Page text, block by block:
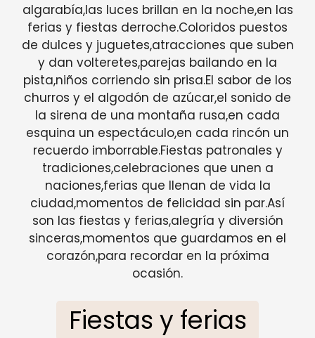
algarabía,las luces brillan en la noche,en las
ferias y fiestas derroche.Coloridos puestos
de dulces y juguetes,atracciones que suben
y dan volteretes,parejas bailando en la
pista,niños corriendo sin prisa.El sabor de los
churros y el algodón de azúcar,el sonido de
la sirena de una montaña rusa,en cada
esquina un espectáculo,en cada rincón un
recuerdo imborrable.Fiestas patronales y
tradiciones,celebraciones que unen a
naciones,ferias que llenan de vida la
ciudad,momentos de felicidad sin par.Así
son las fiestas y ferias,alegría y diversión
sinceras,momentos que guardamos en el
corazón,para recordar en la próxima
ocasión.
Fiestas y ferias